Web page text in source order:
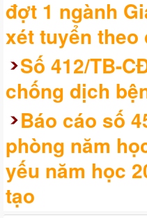
đợt 1 ngành
xét tuyển theo
Số 412/TB-
chống dịch
Báo cáo số
phòng năm
yếu năm học
tạo